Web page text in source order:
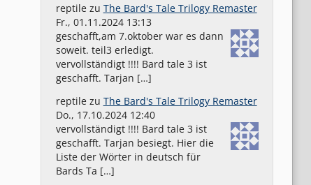
reptilezu The Bard's Tale Trilogy Remaster
Fr., 01.11.2024 13:13
geschafft,am 7.oktober war es dann
soweit. teil3 erledigt.
vervollständigt !!!! Bard tale 3 ist
geschafft. Tarjan […]
reptilezu The Bard's Tale Trilogy Remaster
Do., 17.10.2024 12:40
vervollständigt !!!! Bard tale 3 ist
geschafft. Tarjan besiegt. Hier die
Liste der Wörter in deutsch für
Bards Ta […]